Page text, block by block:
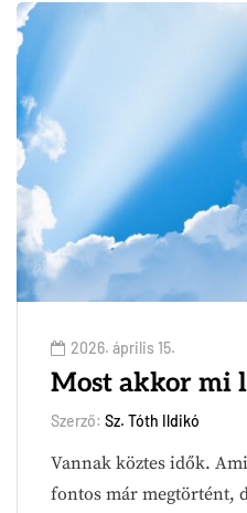
2026. április 15.
Most akkor mi
Szerző: Sz. Tóth Ildikó
Vannak köztes idők.
fontos már megtörtént,